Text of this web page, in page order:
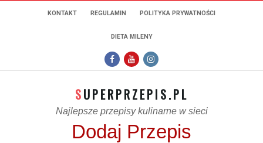
KONTAKT REGULAMIN POLITYKA PRYWATNOŚCI
DIETA MILENY
SUPERPRZEPIS.PL
Najlepsze przepisy kulinarne w sieci
Dodaj Przepis